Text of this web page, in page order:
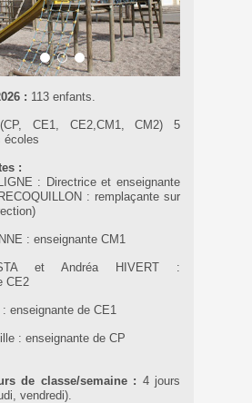
: 113 enfants.
(CP, CE1, CE2,CM1, CM2) 5
écoles
:
: Directrice et enseignante
: remplaçante sur
: enseignante CM1
et Andréa HIVERT :
CE2
enseignante de CE1
: enseignante de CP
de classe/semaine : 4 jours
vendredi).